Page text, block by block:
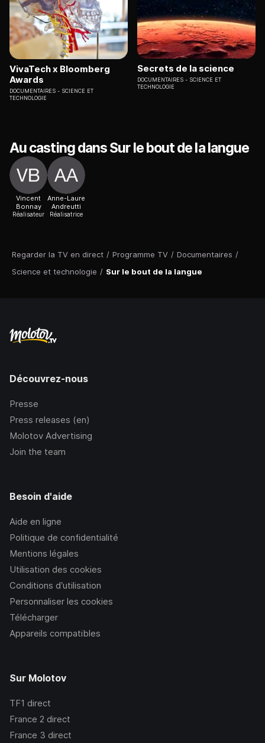
Regarder la TV en direct / Programme TV / Documentaires /
Science et technologie / Sur le bout de la langue
VivaTech x Bloomberg
Awards
DOCUMENTAIRES
SCIENCE ET
TECHNOLOGIE
Secrets de la science
DOCUMENTAIRES
SCIENCE ET
TECHNOLOGIE
Au casting dans Sur le bout de la langue
Vincent
Bonnay
Réalisateur
Anne-Laure
Andreutti
Réalisatrice
Découvrez-nous
Presse
Press releases (en)
Molotov Advertising
Join the team
Besoin d'aide
Aide en ligne
Politique de confidentialité
Mentions légales
Utilisation des cookies
Conditions d’utilisation
Personnaliser les cookies
Télécharger
Appareils compatibles
Sur Molotov
TF1 direct
France 2 direct
France 3 direct